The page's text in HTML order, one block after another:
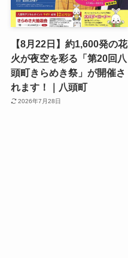
【8月22日】約1,600発の花
火が夜空を彩る「第20回八
頭町きらめき祭」が開催さ
れます！｜八頭町
2026年7月28日